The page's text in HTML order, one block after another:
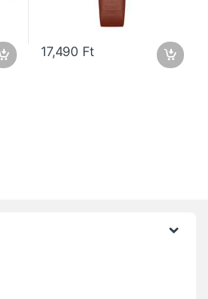
17,490 Ft